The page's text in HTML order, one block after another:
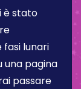
è stato
lunari
una pagina
passare